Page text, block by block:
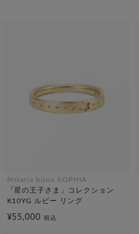
festaria bijou SOPHIA
「星の王子さま」コレクション
K10YG ルビー リング
¥55,000税込